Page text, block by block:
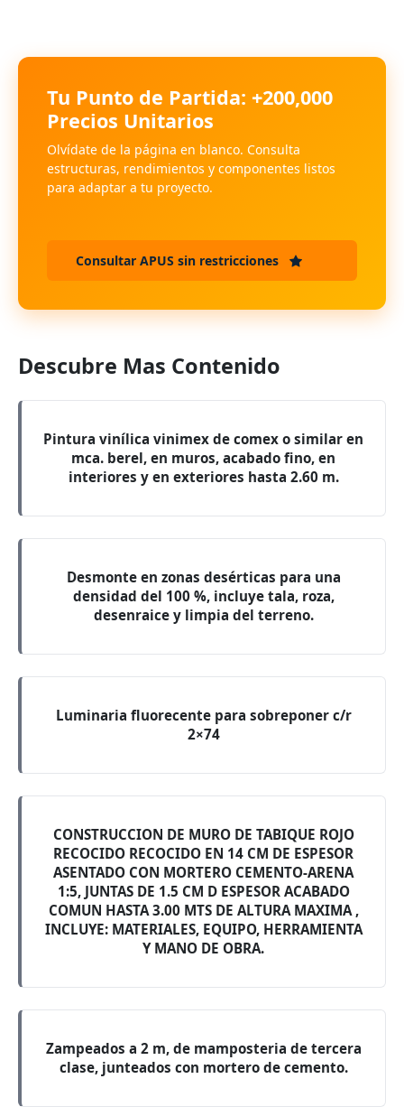
Tu Punto de Partida: +200,000
Precios Unitarios
Olvídate de la página en blanco. Consulta
estructuras, rendimientos y componentes listos
para adaptar a tu proyecto.
Consultar APUS sin restricciones
Descubre Mas Contenido
Pintura vinílica vinimex de comex o similar en
mca. berel, en muros, acabado fino, en
interiores y en exteriores hasta 2.60 m.
Desmonte en zonas desérticas para una
densidad del 100 %, incluye tala, roza,
desenraice y limpia del terreno.
Luminaria fluorecente para sobreponer c/r
2×74
CONSTRUCCION DE MURO DE TABIQUE ROJO
RECOCIDO RECOCIDO EN 14 CM DE ESPESOR
ASENTADO CON MORTERO CEMENTO-ARENA
1:5, JUNTAS DE 1.5 CM D ESPESOR ACABADO
COMUN HASTA 3.00 MTS DE ALTURA MAXIMA ,
INCLUYE: MATERIALES, EQUIPO, HERRAMIENTA
Y MANO DE OBRA.
Zampeados a 2 m, de mamposteria de tercera
clase, junteados con mortero de cemento.